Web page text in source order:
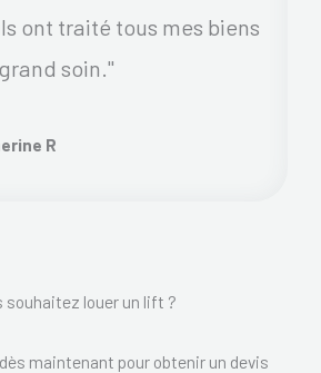
ont traité tous mes biens
soin."
R
souhaitez louer un lift ?
maintenant pour obtenir un devis